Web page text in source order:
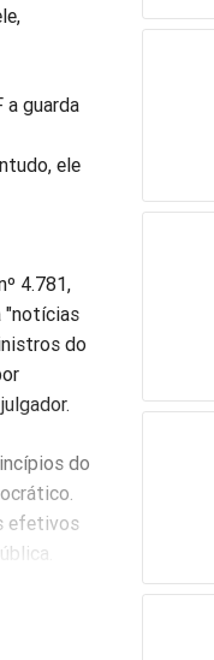
a guarda
ele
4.781,
"notícias
do
do
efetivos